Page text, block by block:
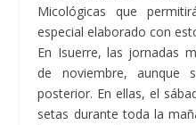
Micológicas que
especial elaborado con
En Isuerre, las jornadas
de noviembre, aunque
posterior. En ellas, el
setas durante toda la